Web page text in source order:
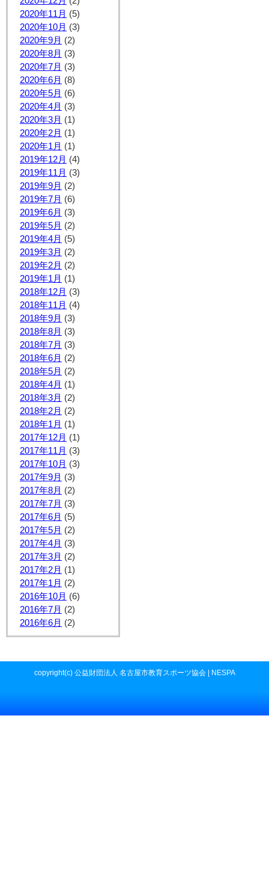
2020年11月 (5)
2020年10月 (3)
2020年9月 (2)
2020年8月 (3)
2020年7月 (3)
2020年6月 (8)
2020年5月 (6)
2020年4月 (3)
2020年3月 (1)
2020年2月 (1)
2020年1月 (1)
2019年12月 (4)
2019年11月 (3)
2019年9月 (2)
2019年7月 (6)
2019年6月 (3)
2019年5月 (2)
2019年4月 (5)
2019年3月 (2)
2019年2月 (2)
2019年1月 (1)
2018年12月 (3)
2018年11月 (4)
2018年9月 (3)
2018年8月 (3)
2018年7月 (3)
2018年6月 (2)
2018年5月 (2)
2018年4月 (1)
2018年3月 (2)
2018年2月 (2)
2018年1月 (1)
2017年12月 (1)
2017年11月 (3)
2017年10月 (3)
2017年9月 (3)
2017年8月 (2)
2017年7月 (3)
2017年6月 (5)
2017年5月 (2)
2017年4月 (3)
2017年3月 (2)
2017年2月 (1)
2017年1月 (2)
2016年10月 (6)
2016年7月 (2)
2016年6月 (2)
copyright(c) 公益財団法人 名古屋市教育スポーツ協会 | NESPA